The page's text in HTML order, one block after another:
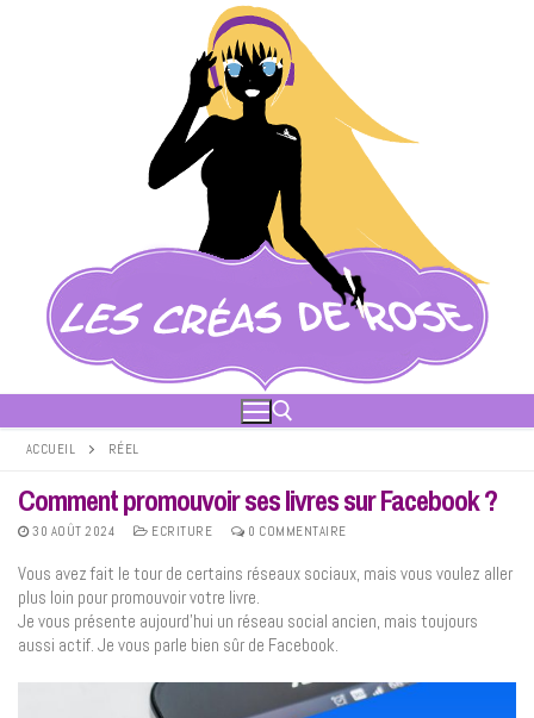
Rechercher :
ACCUEIL RÉEL
Comment promouvoir ses livres sur Facebook ?
30 AOÛT 2024 ECRITURE 0 COMMENTAIRE
Vous avez fait le tour de certains réseaux sociaux, mais vous voulez aller
plus loin pour promouvoir votre livre.
Je vous présente aujourd’hui un réseau social ancien, mais toujours
aussi actif. Je vous parle bien sûr de Facebook.